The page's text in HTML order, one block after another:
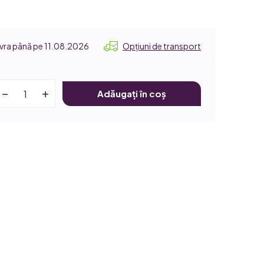
11.08.2026 Opțiuni de transport
Adăugați în coș